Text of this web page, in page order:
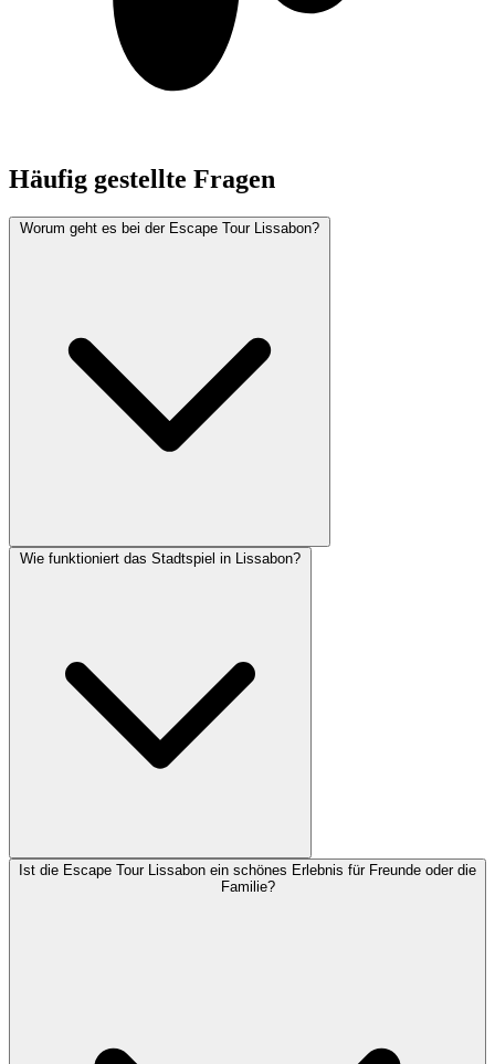
Häufig gestellte Fragen
Worum geht es bei der Escape Tour Lissabon?
Wie funktioniert das Stadtspiel in Lissabon?
Ist die Escape Tour Lissabon ein schönes Erlebnis für Freunde oder die
Familie?